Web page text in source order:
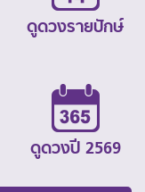
ดูดวงรายปักษ์
ดูดวงปี 2569